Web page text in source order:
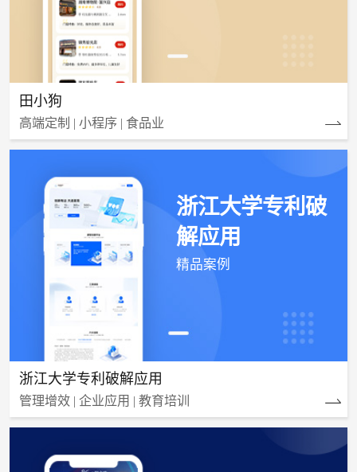
田小狗
高端定制 | 小程序 | 食品业
浙江大学专利破
解应用
精品案例
浙江大学专利破解应用
管理增效 | 企业应用 | 教育培训